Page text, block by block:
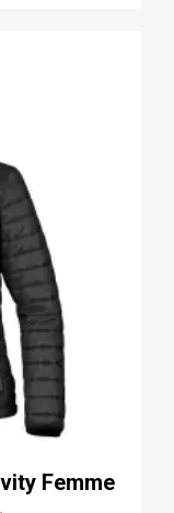
Femme